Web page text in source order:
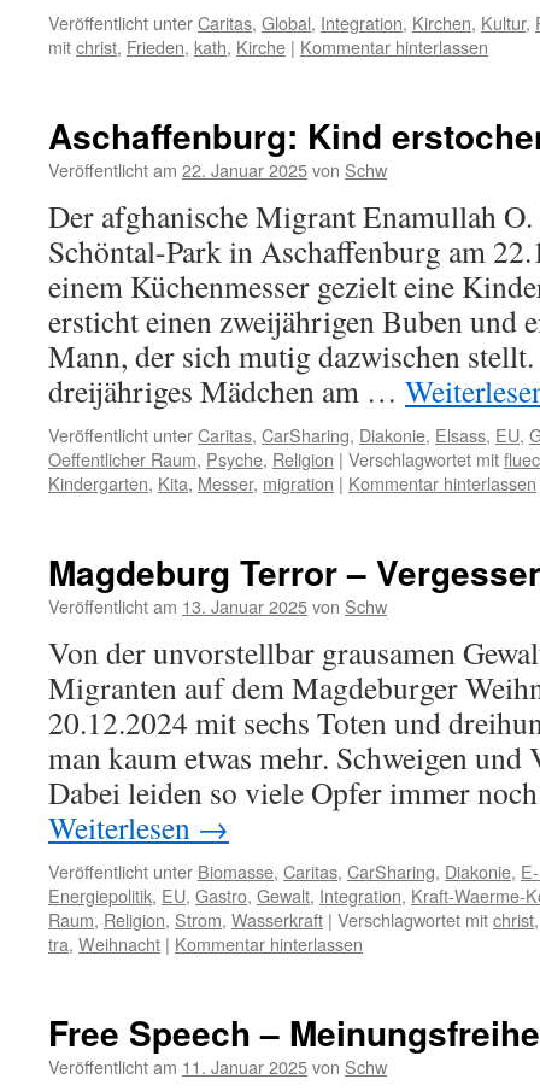
Veröffentlicht unterCaritas, Global, Integration, Kirchen, Kultur,
mitchrist, Frieden, kath, Kirche | Kommentar hinterlassen
Aschaffenburg: Kind
Veröffentlicht am 22. Januar 2025von Schw
Der afghanische Migrant Enamullah
Schöntal-Park in Aschaffenburg am
einem Küchenmesser gezielt eine
ersticht einen zweijährigen Buben und
Mann, der sich mutig dazwischen
dreijähriges Mädchen am …
Veröffentlicht unterCaritas, CarSharing, Diakonie, Elsass, EU,
Oeffentlicher Raum, Psyche, Religion | Verschlagwortet mit
Kindergarten, Kita, Messer, migration | Kommentar hinterlassen
Magdeburg Terror –
Veröffentlicht am 13. Januar 2025von Schw
Von der unvorstellbar grausamen
Migranten auf dem Magdeburger
20.12.2024 mit sechs Toten und
man kaum etwas mehr. Schweigen und
Dabei leiden so viele Opfer immer
Weiterlesen →
Veröffentlicht unter Biomasse, Caritas, CarSharing, Diakonie,
Energiepolitik, EU, Gastro, Gewalt, Integration, Kraft-Waerme-
Raum, Religion, Strom, Wasserkraft | Verschlagwortet mitchrist
tra, Weihnacht | Kommentar hinterlassen
Free Speech –
Veröffentlicht am 11. Januar 2025von Schw